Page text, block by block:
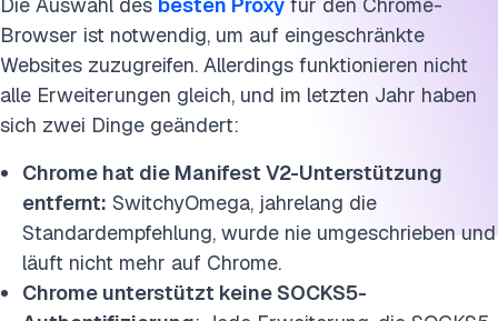
Browser ist notwendig, um auf eingeschränkte
Websites zuzugreifen. Allerdings funktionieren nicht
alle Erweiterungen gleich, und im letzten Jahr haben
sich zwei Dinge geändert:
Chrome hat die Manifest V2-Unterstützung
entfernt: SwitchyOmega, jahrelang die
Standardempfehlung, wurde nie umgeschrieben und
läuft nicht mehr auf Chrome.
Chrome unterstützt keine SOCKS5-